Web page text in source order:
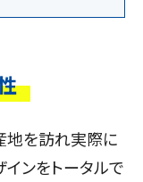
地を訪れ実際に
ンをトータルで